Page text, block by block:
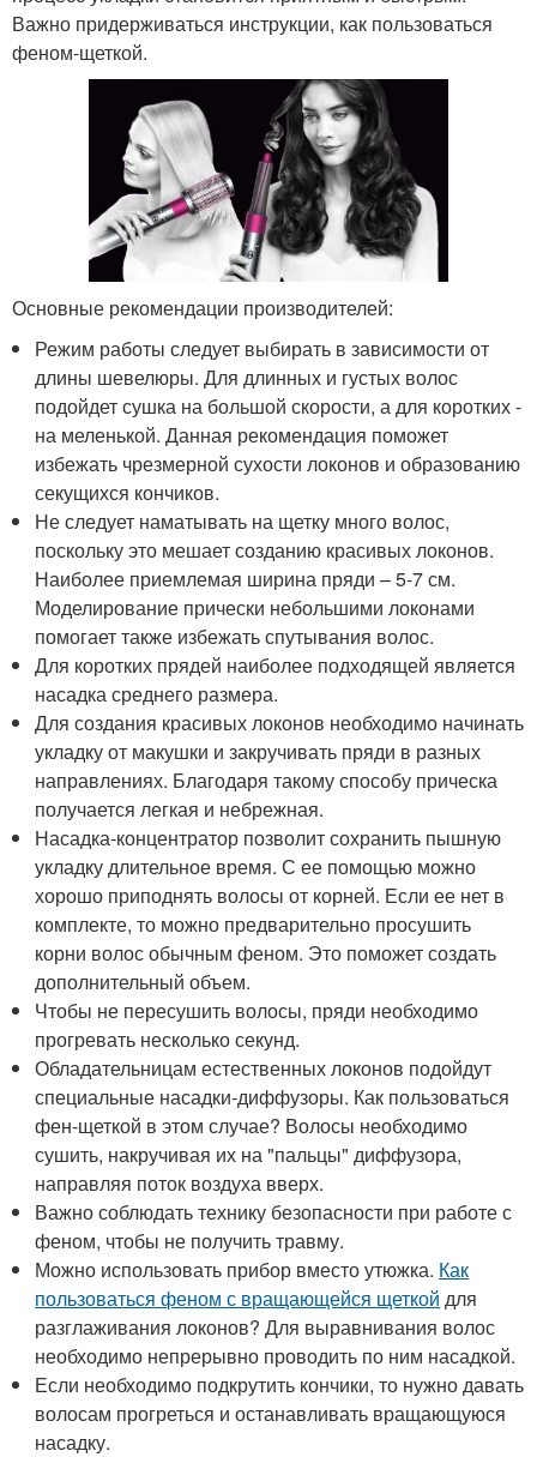
Важно придерживаться инструкции, как пользоваться
феном-щеткой.
Основные рекомендации производителей:
Режим работы следует выбирать в зависимости от
длины шевелюры. Для длинных и густых волос
подойдет сушка на большой скорости, а для коротких -
на меленькой. Данная рекомендация поможет
избежать чрезмерной сухости локонов и образованию
секущихся кончиков.
Не следует наматывать на щетку много волос,
поскольку это мешает созданию красивых локонов.
Наиболее приемлемая ширина пряди – 5-7 см.
Моделирование прически небольшими локонами
помогает также избежать спутывания волос.
Для коротких прядей наиболее подходящей является
насадка среднего размера.
Для создания красивых локонов необходимо начинать
укладку от макушки и закручивать пряди в разных
направлениях. Благодаря такому способу прическа
получается легкая и небрежная.
Насадка-концентратор позволит сохранить пышную
укладку длительное время. С ее помощью можно
хорошо приподнять волосы от корней. Если ее нет в
комплекте, то можно предварительно просушить
корни волос обычным феном. Это поможет создать
дополнительный объем.
Чтобы не пересушить волосы, пряди необходимо
прогревать несколько секунд.
Обладательницам естественных локонов подойдут
специальные насадки-диффузоры. Как пользоваться
фен-щеткой в этом случае? Волосы необходимо
сушить, накручивая их на "пальцы" диффузора,
направляя поток воздуха вверх.
Важно соблюдать технику безопасности при работе с
феном, чтобы не получить травму.
Можно использовать прибор вместо утюжка. Как
пользоваться феном с вращающейся щеткой для
разглаживания локонов? Для выравнивания волос
необходимо непрерывно проводить по ним насадкой.
Если необходимо подкрутить кончики, то нужно давать
волосам прогреться и останавливать вращающуюся
насадку.